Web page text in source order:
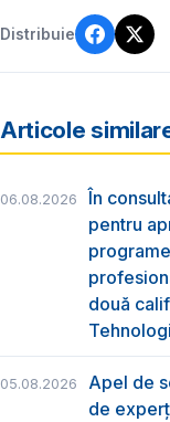
Distribuie
Articole
06.08.2026
În
pentru
două
05.08.2026
Apel de
de